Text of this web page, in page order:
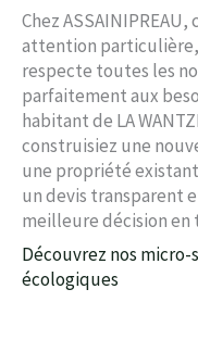
Chez
attention
respecte toutes les
parfaitement aux
habitant de LA
construisiez une
une propriété
un devis transparent
meilleure décision en
Découvrez nos
écologiques